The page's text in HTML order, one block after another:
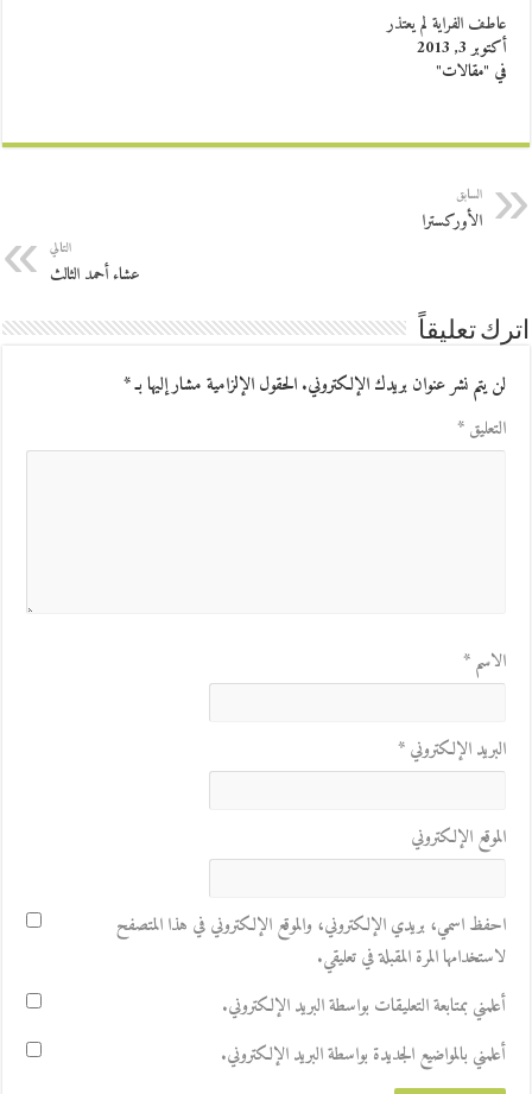
عاطف الفراية لم يعتذر
أكتوبر 3, 2013
في "مقالات"
السابق
الأوركسترا
التالي
عشاء أحمد الثالث
اترك تعليقاً
لن يتم نشر عنوان بريدك الإلكتروني.الحقول الإلزامية مشار إليها بـ*
التعليق*
الاسم*
البريد الإلكتروني*
الموقع الإلكتروني
احفظ اسمي، بريدي الإلكتروني، والموقع الإلكتروني في هذا المتصفح
لاستخدامها المرة المقبلة في تعليقي.
أعلمني بمتابعة التعليقات بواسطة البريد الإلكتروني.
أعلمني بالمواضيع الجديدة بواسطة البريد الإلكتروني.